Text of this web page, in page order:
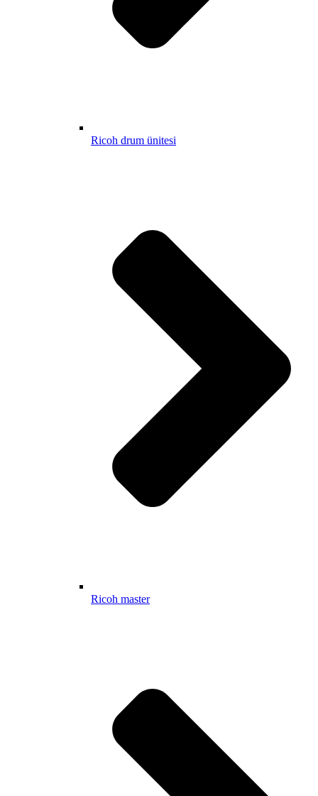
Ricoh drum ünitesi
Ricoh master